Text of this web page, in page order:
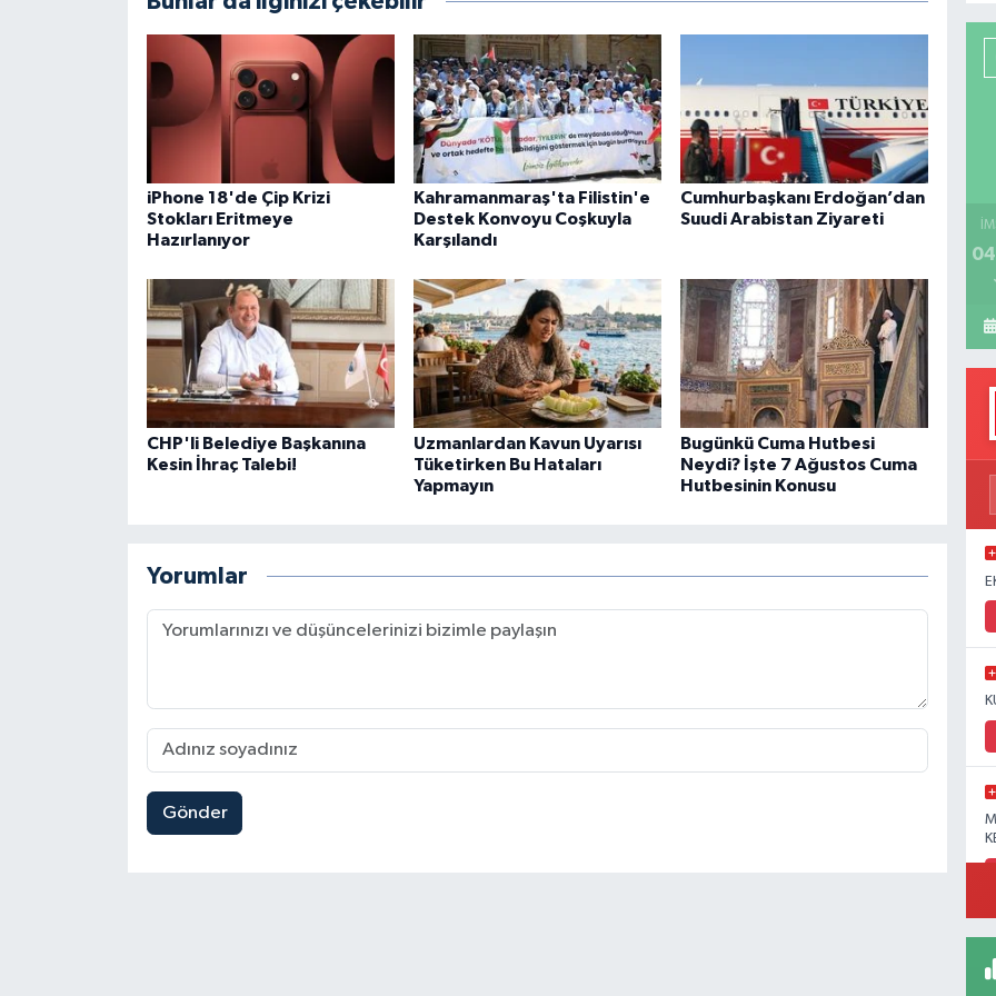
iPhone 18'de Çip Krizi
Stokları Eritmeye
Hazırlanıyor
Kahramanmaraş'ta Filistin'e
Destek Konvoyu Coşkuyla
Karşılandı
Cumhurbaşkanı Erdoğan’dan
Suudi Arabistan Ziyareti
CHP'li Belediye Başkanına
Kesin İhraç Talebi!
Uzmanlardan Kavun Uyarısı
Tüketirken Bu Hataları
Yapmayın
Bugünkü Cuma Hutbesi
Neydi? İşte 7 Ağustos Cuma
Hutbesinin Konusu
Yorumlar
Gönder